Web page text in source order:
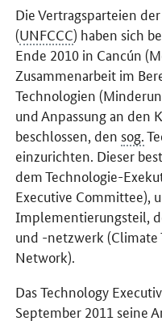
Die Vertragsparteien der
(UNFCCC) haben sich
Ende 2010 in Cancún
Zusammenarbeit im
Technologien
und Anpassung an den
beschlossen, den sog.
einzurichten. Dieser
dem Technologie-
Executive Committee),
Implementierungsteil,
und -netzwerk (Climate
Network).
DasTechnology
September 2011 seine